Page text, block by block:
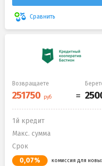
Сравнить
Возвращаете
1й кредит
Макс. сумма
Срок
0,07% комиссия для